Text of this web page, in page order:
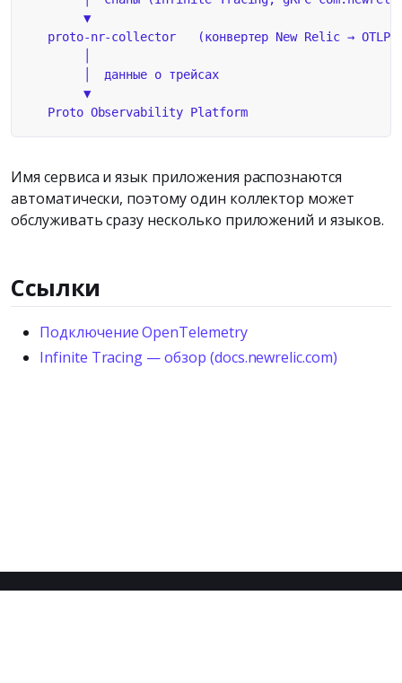
        ▼
        │  данные о трейсах
        ▼
   Proto Observability Platform
Имя сервиса и язык приложения распознаются
автоматически, поэтому один коллектор может
обслуживать сразу несколько приложений и языков.
Ссылки
Подключение OpenTelemetry
Infinite Tracing — обзор (docs.newrelic.com)